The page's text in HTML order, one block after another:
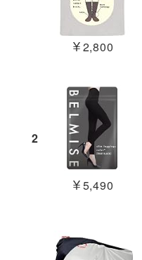
￥2,800
2
￥5,490